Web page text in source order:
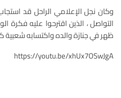
وكان نجل الإعلامي الراحل قد
التواصل ، الذين اقترحوا عليه فكرة
ظهر في جنازة والده واكتسابه
https://youtu.be/xhUx7OSwJgA